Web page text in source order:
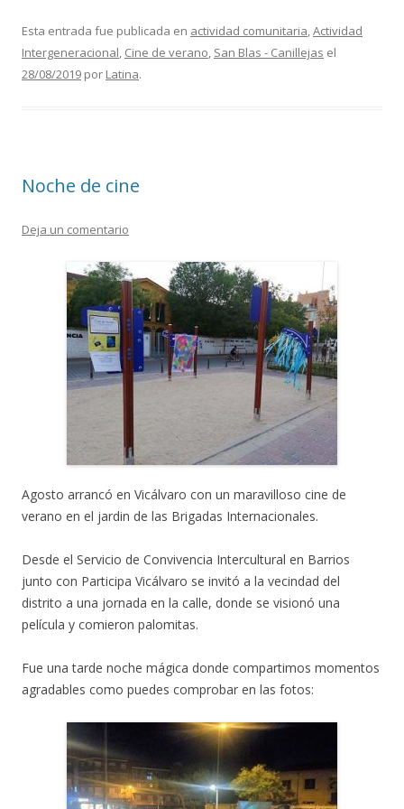
e
b
itt
er
ai
l
m
p
Esta entrada fue publicada en actividad comunitaria,Actividad
Intergeneracional, Cine de verano, San Blas - Canillejas el
28/08/2019 por Latina.
Noche de cine
Deja un comentario
Agosto arrancó en Vicálvaro con un maravilloso cine de
verano en el jardin de las Brigadas Internacionales.
Desde el Servicio de Convivencia Intercultural en Barrios
junto con Participa Vicálvaro se invitó a la vecindad del
distrito a una jornada en la calle, donde se visionó una
película y comieron palomitas.
Fue una tarde noche mágica donde compartimos momentos
agradables como puedes comprobar en las fotos: